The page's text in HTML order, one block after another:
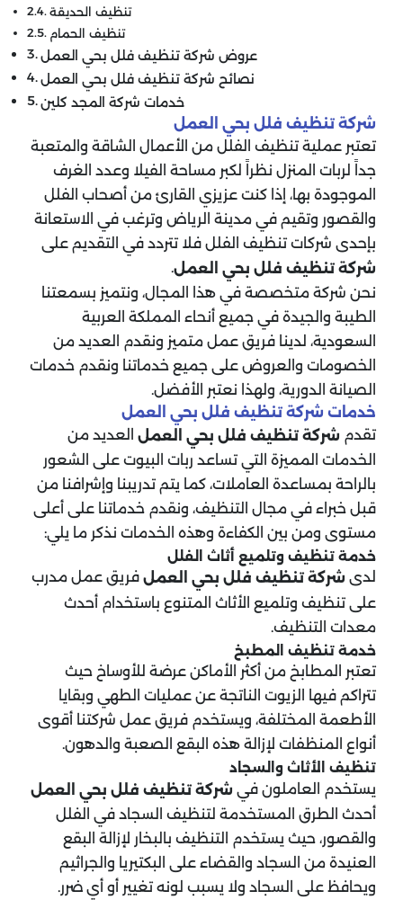
تنظيف الحديقة
تنظيف الحمام
عروض شركة تنظيف فلل بحي العمل
نصائح شركة تنظيف فلل بحي العمل
خدمات شركة المجد كلين
شركة تنظيف فلل بحي العمل
تعتبر عملية تنظيف الفلل من الأعمال الشاقة والمتعبة
جداً لربات المنزل نظراً لكبر مساحة الفيلا وعدد الغرف
الموجودة بها، إذا كنت عزيزي القارئ من أصحاب الفلل
والقصور وتقيم في مدينة الرياض وترغب في الاستعانة
بإحدى شركات تنظيف الفلل فلا تتردد في التقديم على
شركة تنظيف فلل بحي العمل.
نحن شركة متخصصة في هذا المجال، ونتميز بسمعتنا
الطيبة والجيدة في جميع أنحاء المملكة العربية
السعودية، لدينا فريق عمل متميز ونقدم العديد من
الخصومات والعروض على جميع خدماتنا ونقدم خدمات
الصيانة الدورية، ولهذا نعتبر الأفضل.
خدمات شركة تنظيف فلل بحي العمل
تقدم شركة تنظيف فلل بحي العمل العديد من
الخدمات المميزة التي تساعد ربات البيوت على الشعور
بالراحة بمساعدة العاملات، كما يتم تدريبنا وإشرافنا من
قبل خبراء في مجال التنظيف، ونقدم خدماتنا على أعلى
مستوى ومن بين الكفاءة وهذه الخدمات نذكر ما يلي:
خدمة تنظيف وتلميع أثاث الفلل
لدى شركة تنظيف فلل بحي العمل فريق عمل مدرب
على تنظيف وتلميع الأثاث المتنوع باستخدام أحدث
معدات التنظيف.
خدمة تنظيف المطبخ
تعتبر المطابخ من أكثر الأماكن عرضة للأوساخ حيث
تتراكم فيها الزيوت الناتجة عن عمليات الطهي وبقايا
الأطعمة المختلفة، ويستخدم فريق عمل شركتنا أقوى
أنواع المنظفات لإزالة هذه البقع الصعبة والدهون.
تنظيف الأثاث والسجاد
يستخدم العاملون في شركة تنظيف فلل بحي العمل
أحدث الطرق المستخدمة لتنظيف السجاد في الفلل
والقصور، حيث يستخدم التنظيف بالبخار لإزالة البقع
العنيدة من السجاد والقضاء على البكتيريا والجراثيم
ويحافظ على السجاد ولا يسبب لونه تغيير أو أي ضرر.